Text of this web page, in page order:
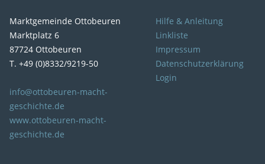
Marktgemeinde Ottobeuren
Marktplatz 6
87724 Ottobeuren
T. +49 (0)8332/9219-50
info@ottobeuren-macht-
geschichte.de
www.ottobeuren-macht-
geschichte.de
Hilfe & Anleitung
Linkliste
Impressum
Datenschutzerklärung
Login